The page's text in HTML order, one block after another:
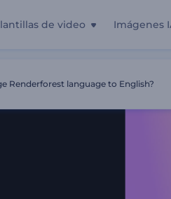
de video Imágenes
Renderforest language to English?